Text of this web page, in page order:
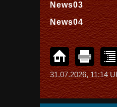
News03
News04
31.07.2026, 11:14